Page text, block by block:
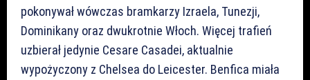
pokonywał wówczas bramkarzy Izraela, Tunezji,
Dominikany oraz dwukrotnie Włoch. Więcej trafień
uzbierał jedynie Cesare Casadei, aktualnie
wypożyczony z Chelsea do Leicester. Benfica miała